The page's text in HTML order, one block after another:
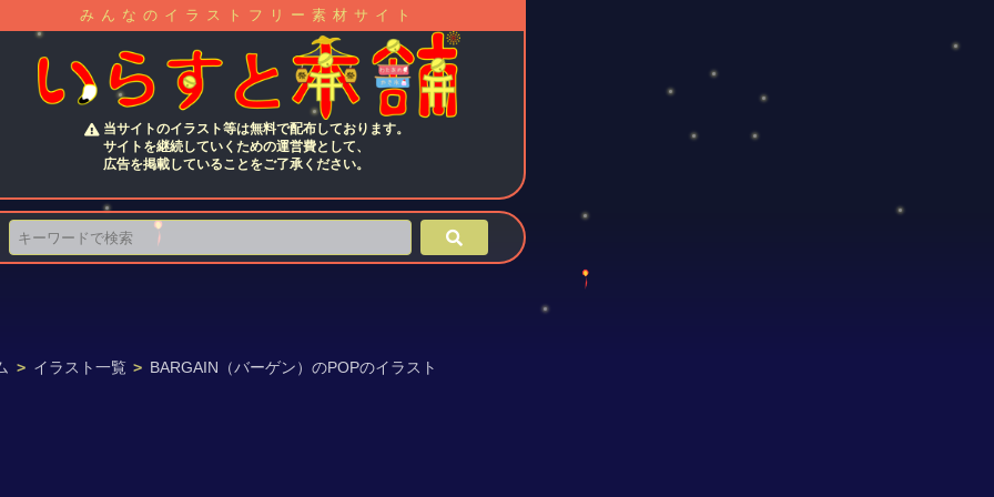
みんなのイラストフリー素材サイト
当サイトのイラスト等は無料で配布しております。
サイトを継続していくための運営費として、
広告を掲載していることをご了承ください。
> イラスト一覧 > BARGAIN（バーゲン）のPOPのイラスト